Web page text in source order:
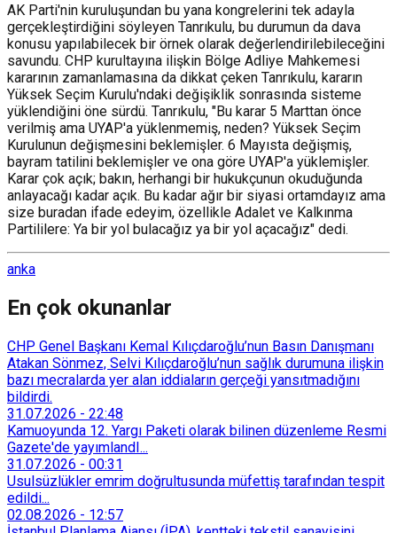
AK Parti'nin kuruluşundan bu yana kongrelerini tek adayla
gerçekleştirdiğini söyleyen Tanrıkulu, bu durumun da dava
konusu yapılabilecek bir örnek olarak değerlendirilebileceğini
savundu. CHP kurultayına ilişkin Bölge Adliye Mahkemesi
kararının zamanlamasına da dikkat çeken Tanrıkulu, kararın
Yüksek Seçim Kurulu'ndaki değişiklik sonrasında sisteme
yüklendiğini öne sürdü. Tanrıkulu, "Bu karar 5 Marttan önce
verilmiş ama UYAP'a yüklenmemiş, neden? Yüksek Seçim
Kurulunun değişmesini beklemişler. 6 Mayısta değişmiş,
bayram tatilini beklemişler ve ona göre UYAP'a yüklemişler.
Karar çok açık; bakın, herhangi bir hukukçunun okuduğunda
anlayacağı kadar açık. Bu kadar ağır bir siyasi ortamdayız ama
size buradan ifade edeyim, özellikle Adalet ve Kalkınma
Partililere: Ya bir yol bulacağız ya bir yol açacağız" dedi.
anka
En çok okunanlar
CHP Genel Başkanı Kemal Kılıçdaroğlu’nun Basın Danışmanı
Atakan Sönmez, Selvi Kılıçdaroğlu’nun sağlık durumuna ilişkin
bazı mecralarda yer alan iddiaların gerçeği yansıtmadığını
bildirdi.
31.07.2026 - 22:48
Kamuoyunda 12. Yargı Paketi olarak bilinen düzenleme Resmi
Gazete'de yayımlandI...
31.07.2026 - 00:31
Usulsüzlükler emrim doğrultusunda müfettiş tarafından tespit
edildi...
02.08.2026 - 12:57